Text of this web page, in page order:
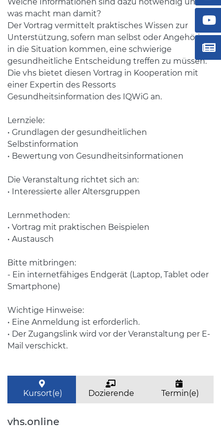
was macht man damit?
Der Vortrag vermittelt praktisches Wissen zur
Unterstützung, sofern man selbst oder Angehörige
in die Situation kommen, eine schwierige
gesundheitliche Entscheidung treffen zu müssen.
Die vhs bietet diesen Vortrag in Kooperation mit
einer Expertin des Ressorts
Gesundheitsinformation des IQWiG an.
Lernziele:
• Grundlagen der gesundheitlichen
Selbstinformation
• Bewertung von Gesundheitsinformationen
Die Veranstaltung richtet sich an:
• Interessierte aller Altersgruppen
Lernmethoden:
• Vortrag mit praktischen Beispielen
• Austausch
Bitte mitbringen:
- Ein internetfähiges Endgerät (Laptop, Tablet oder
Smartphone)
Wichtige Hinweise:
• Eine Anmeldung ist erforderlich.
• Der Zugangslink wird vor der Veranstaltung per E-
Mail verschickt.
Kursort(e) Dozierende Termin(e)
vhs.online